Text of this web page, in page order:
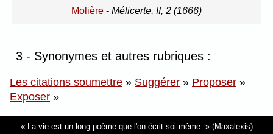
Molière - Mélicerte, II, 2 (1666)
3 - Synonymes et autres rubriques :
Les citations soumettre » Suggérer » Proposer »
Exposer »
La vie est un long poème que l'on écrit soi-même. (Maxalexis)